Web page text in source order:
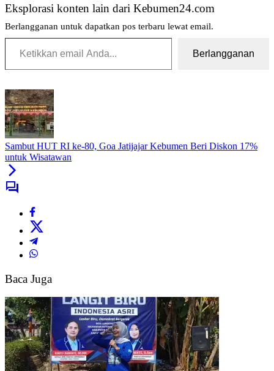
Eksplorasi konten lain dari Kebumen24.com
Berlangganan untuk dapatkan pos terbaru lewat email.
Ketikkan email Anda...
Berlangganan
Tag:
Berikut
Susunan
Pengurus
Harian
KONI
Kebumen
2024-
2028
Resmi
Dilantik
Sambut HUT RI ke-80, Goa Jatijajar Kebumen Beri Diskon 17%
untuk Wisatawan
Baca Juga